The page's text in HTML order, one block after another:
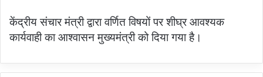
केंद्रीय संचार मंत्री द्वारा वर्णित विषयों पर शीघ्र आवश्यक
कार्यवाही का आश्वासन मुख्यमंत्री को दिया गया है।